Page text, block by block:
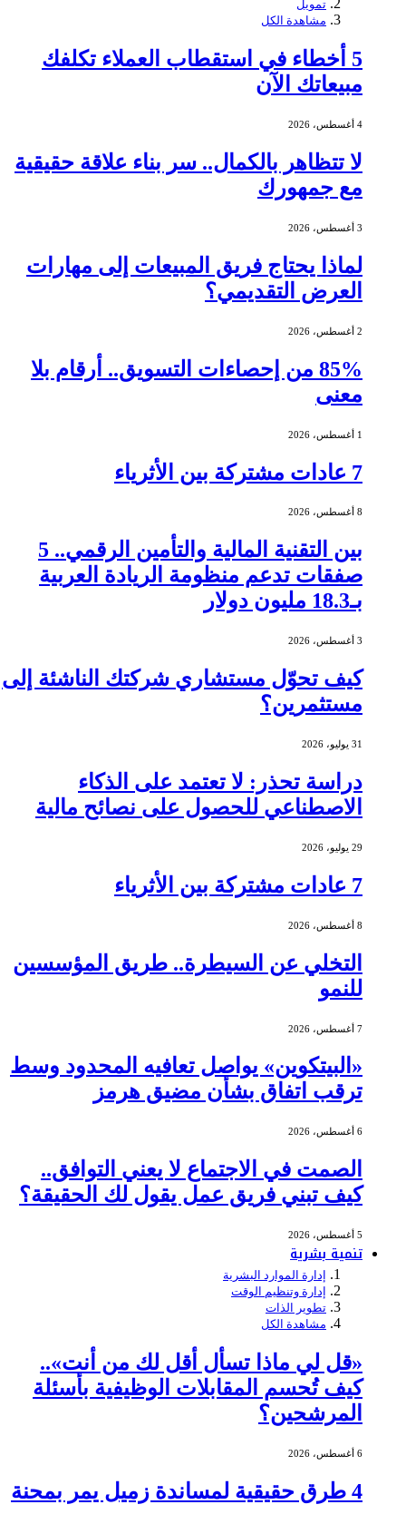
تمويل
مشاهدة الكل
5 أخطاء في استقطاب العملاء تكلفك
مبيعاتك الآن
4 أغسطس، 2026
لا تتظاهر بالكمال.. سر بناء علاقة حقيقية
مع جمهورك
3 أغسطس، 2026
لماذا يحتاج فريق المبيعات إلى مهارات
العرض التقديمي؟
2 أغسطس، 2026
85% من إحصاءات التسويق.. أرقام بلا
معنى
1 أغسطس، 2026
7 عادات مشتركة بين الأثرياء
8 أغسطس، 2026
بين التقنية المالية والتأمين الرقمي.. 5
صفقات تدعم منظومة الريادة العربية
بـ18.3 مليون دولار
3 أغسطس، 2026
كيف تحوّل مستشاري شركتك الناشئة إلى
مستثمرين؟
31 يوليو، 2026
دراسة تحذر: لا تعتمد على الذكاء
الاصطناعي للحصول على نصائح مالية
29 يوليو، 2026
7 عادات مشتركة بين الأثرياء
8 أغسطس، 2026
التخلي عن السيطرة.. طريق المؤسسين
للنمو
7 أغسطس، 2026
«البيتكوين» يواصل تعافيه المحدود وسط
ترقب اتفاق بشأن مضيق هرمز
6 أغسطس، 2026
الصمت في الاجتماع لا يعني التوافق..
كيف تبني فريق عمل يقول لك الحقيقة؟
5 أغسطس، 2026
تنمية بشرية
إدارة الموارد البشرية
إدارة وتنظيم الوقت
تطوير الذات
مشاهدة الكل
«قل لي ماذا تسأل أقل لك من أنت»..
كيف تُحسم المقابلات الوظيفية بأسئلة
المرشحين؟
6 أغسطس، 2026
4 طرق حقيقية لمساندة زميل يمر بمحنة